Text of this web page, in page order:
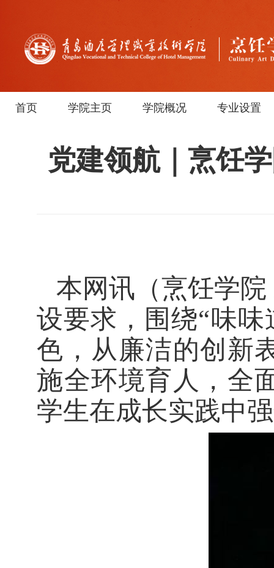
首页 学院主页 学院概况 专业设置
党建领航｜烹饪
本网讯 （烹饪学院
设要求，围绕“味
色，从廉洁的创新
施全环境育人，全
学生在成长实践中